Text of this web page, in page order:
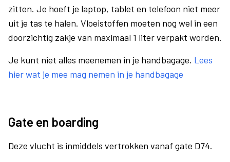
zitten. Je hoeft je laptop, tablet en telefoon niet meer
uit je tas te halen. Vloeistoffen moeten nog wel in een
doorzichtig zakje van maximaal 1 liter verpakt worden.
Je kunt niet alles meenemen in je handbagage. Lees
hier wat je mee mag nemen in je handbagage
Gate en boarding
Deze vlucht is inmiddels vertrokken vanaf gate D74.